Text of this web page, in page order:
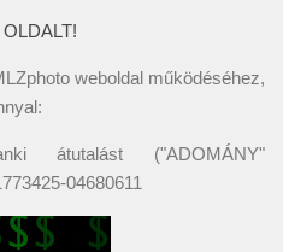
weboldal működéséhez,
átutalást ("ADOMÁNY"
04680611